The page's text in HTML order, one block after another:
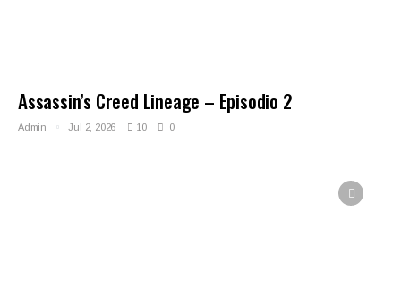
Assassin’s Creed Lineage – Episodio 2
Admin Jul 2, 2026 10 0